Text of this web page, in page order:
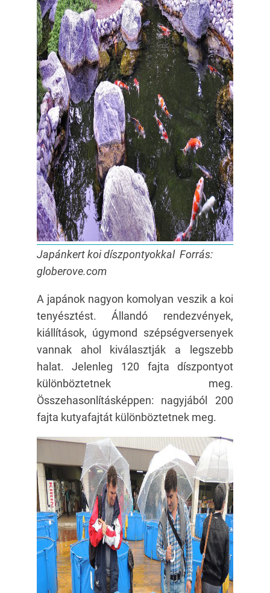
Japánkert koi díszpontyokkal Forrás:
globerove.com
A japánok nagyon komolyan veszik a koi
tenyésztést. Állandó rendezvények,
kiállítások, úgymond szépségversenyek
vannak ahol kiválasztják a legszebb
halat. Jelenleg 120 fajta díszpontyot
különböztetnek meg.
Összehasonlításképpen: nagyjából 200
fajta kutyafajtát különböztetnek meg.